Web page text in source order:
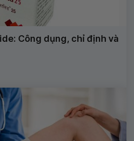
Công dụng, chỉ định và